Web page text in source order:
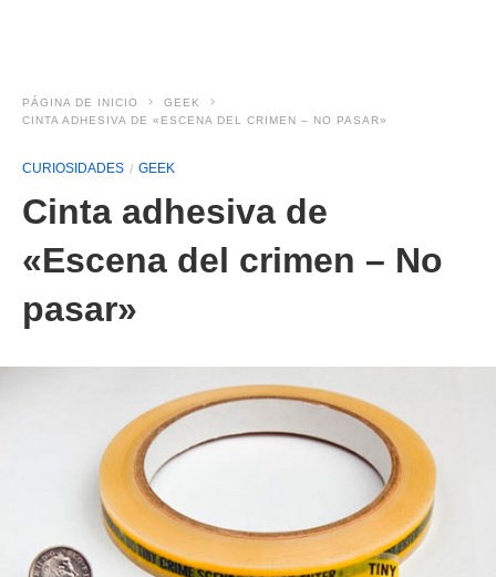
PÁGINA DE INICIO
GEEK
CINTA ADHESIVA DE «ESCENA DEL CRIMEN – NO PASAR»
CURIOSIDADES GEEK
Cinta adhesiva de
«Escena del crimen – No
pasar»